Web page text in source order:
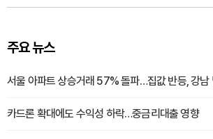
주요 뉴스
서울 아파트 상승거래 57% 돌파…집값 반등, 강남
카드론 확대에도 수익성 하락…중금리대출 영향